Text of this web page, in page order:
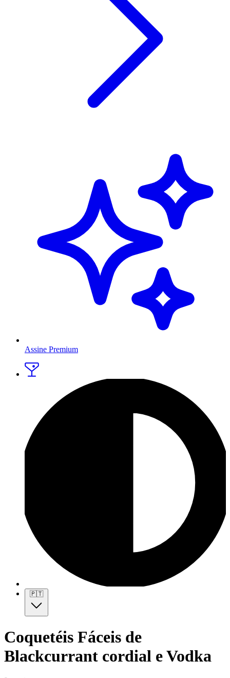
Assine Premium
🇵🇹
Coquetéis Fáceis de
Blackcurrant cordial e Vodka